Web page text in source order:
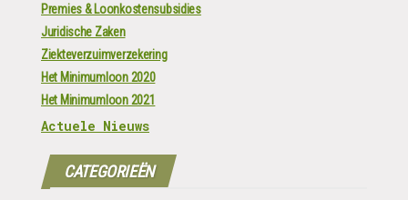
Premies & Loonkostensubsidies
Juridische Zaken
Ziekteverzuimverzekering
Het Minimumloon 2020
Het Minimumloon 2021
Actuele Nieuws
CATEGORIEËN